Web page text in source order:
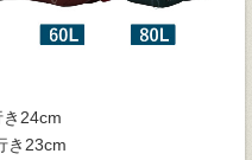
24cm
き23cm